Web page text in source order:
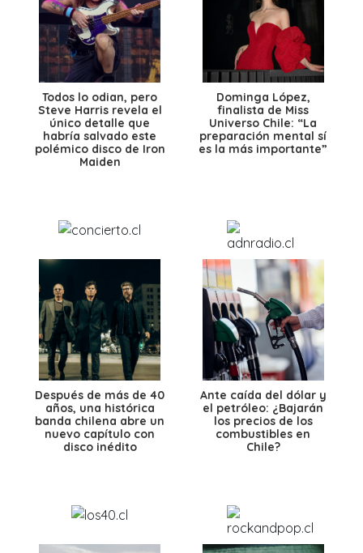
Todos lo odian, pero
Steve Harris revela el
único detalle que
habría salvado este
polémico disco de Iron
Maiden
Dominga López,
finalista de Miss
Universo Chile: “La
preparación mental sí
es la más importante”
Después de más de 40
años, una histórica
banda chilena abre un
nuevo capítulo con
disco inédito
Ante caída del dólar y
el petróleo: ¿Bajarán
los precios de los
combustibles en
Chile?